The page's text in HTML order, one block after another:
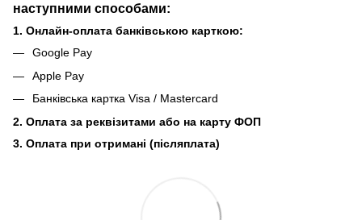
наступними способами:
1. Онлайн-оплата банківською карткою:
Google Pay
Apple Pay
Банківська картка Visa / Mastercard
2. Оплата за реквізитами або на карту ФОП
3. Оплата при отримані (післяплата)